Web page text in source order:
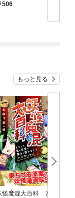
506
もっと見る
怪魔混大百科 どう